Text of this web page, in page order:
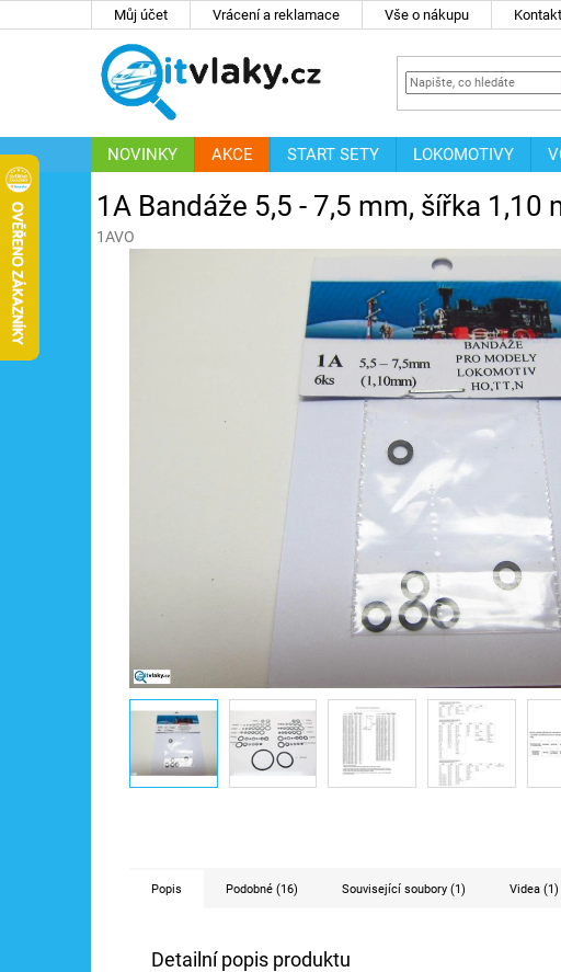
Můj účet Vrácení a reklamace Vše o nákupu Kontakt
NOVINKY AKCE START SETY LOKOMOTIVY
ZNAČKY
1A Bandáže 5,5 - 7,5 mm, šířka 1,10
1AVO
Popis Podobné (16) Související soubory (1) Videa (1)
Detailní popis produktu